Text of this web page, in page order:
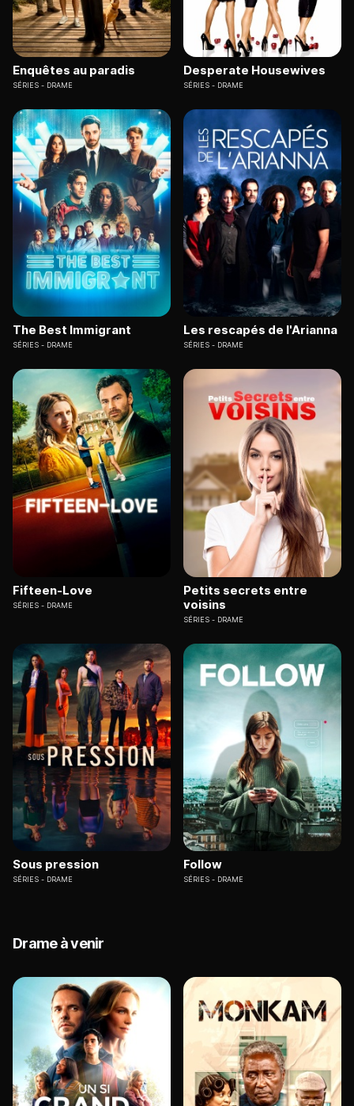
Enquêtes au paradis
SÉRIES DRAME
Desperate Housewives
SÉRIES DRAME
The Best Immigrant
SÉRIES DRAME
Les rescapés de l'Arianna
SÉRIES DRAME
Fifteen-Love
SÉRIES DRAME
Petits secrets entre
voisins
SÉRIES DRAME
Sous pression
SÉRIES DRAME
Follow
SÉRIES DRAME
Drame à venir